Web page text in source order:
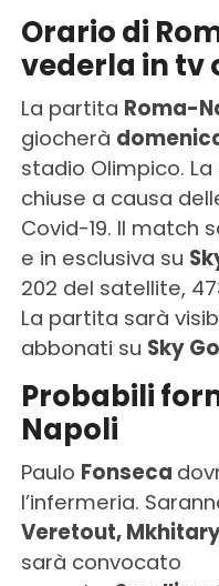
Orario di
vederla in tv
La partita Roma-
giocherà
stadio Olimpico.
chiuse a causa
Covid-19. Il match
e in esclusiva su
202 del satellite,
La partita sarà
abbonati su Sky Go
Probabili
Napoli
Paulo Fonseca
l’infermeria.
Veretout,
sarà convocato